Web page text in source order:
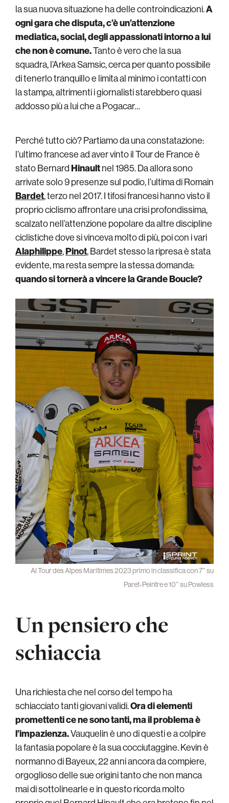
la sua nuova situazione ha delle controindicazioni.A
ogni gara che disputa, c’è un’attenzione
mediatica, social, degli appassionati intorno a lui
che non è comune.Tanto è vero che la sua
squadra, l’Arkea Samsic, cerca per quanto possibile
di tenerlo tranquillo e limita al minimo i contatti con
la stampa, altrimenti i giornalisti starebbero quasi
addosso più a lui che a Pogacar…
Perché tutto ciò? Partiamo da una constatazione:
l’ultimo francese ad aver vinto il Tour de France è
stato BernardHinaultnel 1985. Da allora sono
arrivate solo 9 presenze sul podio, l’ultima di Romain
Bardet, terzo nel 2017. I tifosi francesi hanno visto il
proprio ciclismo affrontare una crisi profondissima,
scalzato nell’attenzione popolare da altre discipline
ciclistiche dove si vinceva molto di più, poi con i vari
Alaphilippe,Pinot, Bardet stesso la ripresa è stata
evidente, ma resta sempre la stessa domanda:
quando si tornerà a vincere la Grande Boucle?
Al Tour des Alpes Maritimes 2023 primo in classifica con 7″ su
Paret-Peintre e 10″ su Powless
Un pensiero che
schiaccia
Una richiesta che nel corso del tempo ha
schiacciato tanti giovani validi.Ora di elementi
promettenti ce ne sono tanti, ma il problema è
l’impazienza.Vauquelin è uno di questi e a colpire
la fantasia popolare è la sua cocciutaggine. Kevin è
normanno di Bayeux, 22 anni ancora da compiere,
orgoglioso delle sue origini tanto che non manca
mai di sottolinearle e in questo ricorda molto